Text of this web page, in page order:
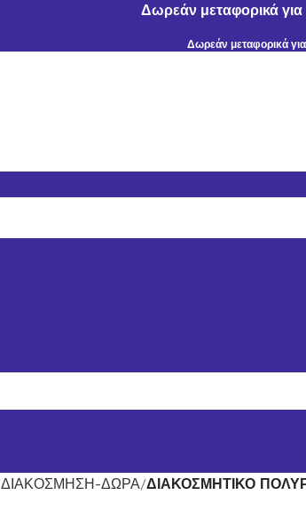
Δωρεάν μεταφορικά
Δωρεάν μεταφορικά
ΔΙΑΚΟΣΜΗΣΗ-ΔΩΡΑ ΔΙΑΚΟΣΜΗΤΙΚΟ